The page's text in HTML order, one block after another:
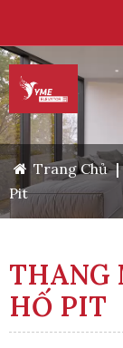
Trang Chủ |
Pit
THANG
HỐ PIT